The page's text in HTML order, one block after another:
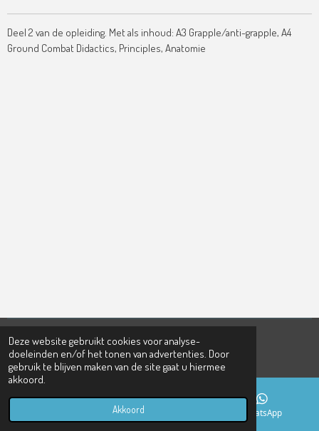
Deze website gebruikt cookies voor analyse-
doeleinden en/of het tonen van advertenties. Door
gebruik te blijven maken van de site gaat u hiermee
akkoord.
Akkoord
Deel 2 van de opleiding. Met als inhoud: A3 Grapple/anti-grapple, A4
Ground Combat Didactics, Principles, Anatomie
© 2021 - 2022The Backyard
Powered byJouwWeb
WhatsApp